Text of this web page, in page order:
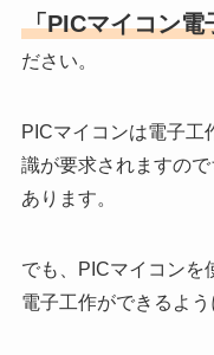
「PICマイコン電
ださい。
PICマイコンは電子工
識が要求されますの
あります。
でも、PICマイコンを
電子工作ができるよう